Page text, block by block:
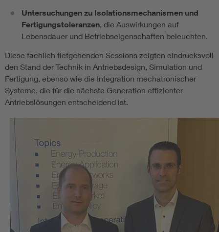
Untersuchungen zu Isolationsmechanismen und
Fertigungstoleranzen , die Auswirkungen auf
Lebensdauer und Betriebseigenschaften beleuchten.
Diese fachlich tiefgehenden Sessions zeigten eindrucksvoll
den Stand der Technik in Antriebsdesign, Simulation und
Fertigung, ebenso wie die Integration mechatronischer
Systeme, die für die nächste Generation effizienter
Antriebslösungen entscheidend ist.